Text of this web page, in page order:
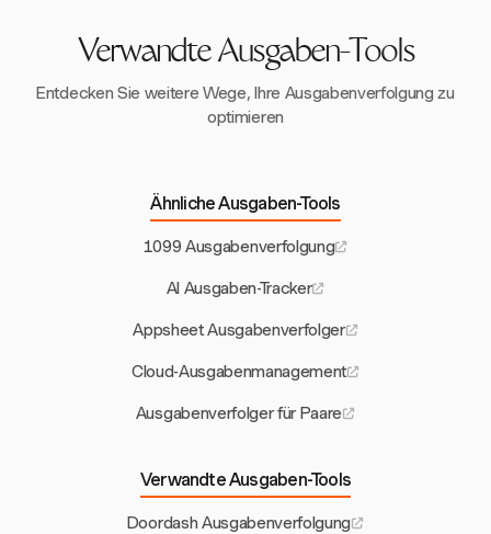
Unterstützung für notwendige Compliance- und
Verantwortlichkeitsmaßnahmen.
Verwandte Ausgaben-Tools
Entdecken Sie weitere Wege, Ihre Ausgabenverfolgung zu
optimieren
Ähnliche Ausgaben-Tools
1099 Ausgabenverfolgung
AI Ausgaben-Tracker
Appsheet Ausgabenverfolger
Cloud-Ausgabenmanagement
Ausgabenverfolger für Paare
Verwandte Ausgaben-Tools
Doordash Ausgabenverfolgung